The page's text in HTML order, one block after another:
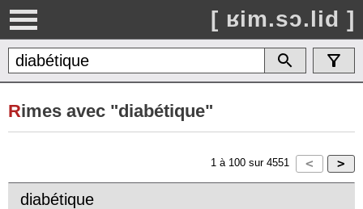
[ ʁim.sɔ.lid ]
Rimes avec "diabétique"
1 à 100 sur 4551
diabétique